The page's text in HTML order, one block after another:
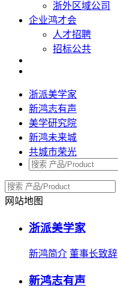
浙外区域公司
企业鸿才会
人才招聘
招标公共
浙派美学家
新鸿志有声
美学研究院
新鸿未来城
共城市荣光
网站地图
浙派美学家
新鸿简介 董事长致辞
新鸿志有声